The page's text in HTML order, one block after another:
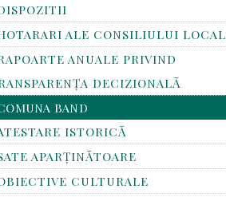
ALE CONSILIULUI LOCAL
ANUALE PRIVIND
DECIZIONALĂ
BAND
ISTORICĂ
APARȚINĂTOARE
CULTURALE